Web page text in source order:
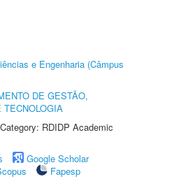
e Engenharia (Câmpus
DE GESTÃO,
TECNOLOGIA
RDIDP Academic
Google Scholar
Fapesp